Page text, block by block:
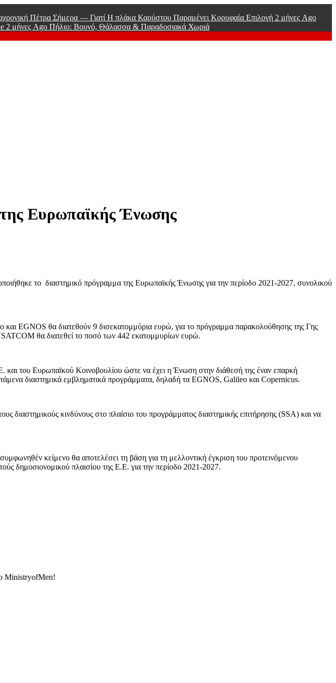
Πέτρα Σήμερα — Γιατί Η πλάκα Καρύστου Παραμένει Κορυφαία Επιλογή 2 μήνες Ago
2 μήνες Ago Πήλιο: Βουνό, Θάλασσα & Παραδοσιακά Χωριά
Ευρωπαϊκής Ένωσης
το διαστημικό πρόγραμμα της Ευρωπαϊκής Ένωσης για την περίοδο 2021-2027, συνολικού
EGNOS θα διατεθούν 9 δισεκατομμύρια ευρώ, για το πρόγραμμα παρακολούθησης της Γης
θα διατεθεί το ποσό των 442 εκατομμυρίων ευρώ.
του Ευρωπαϊκού Κοινοβουλίου ώστε να έχει η Ένωση στην διάθεσή της έναν επαρκή
διαστημικά εμβληματικά προγράμματα, δηλαδή τα EGNOS, Galileo και Copernicus.
διαστημικούς κινδύνους στο πλαίσιο του προγράμματος διαστημικής επιτήρησης (SSA) και να
κείμενο θα αποτελέσει τη βάση για τη μελλοντική έγκριση του προτεινόμενου
δημοσιονομικού πλαισίου της Ε.Ε. για την περίοδο 2021-2027.
MinistryofMen!